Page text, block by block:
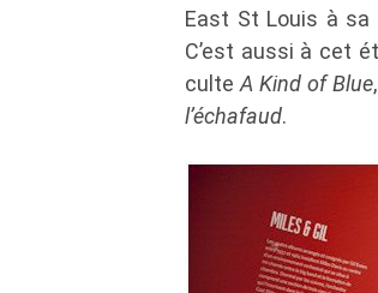
East St Louis à
C’est aussi à cet
culte A Kind of Blue
l’échafaud.